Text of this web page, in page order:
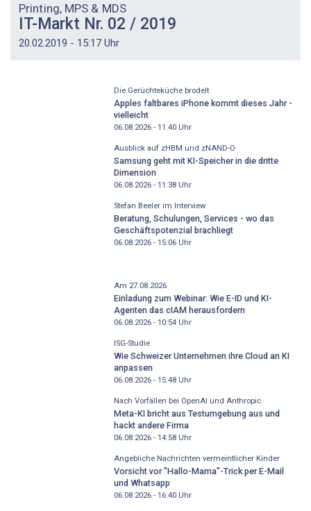
Printing, MPS & MDS
IT-Markt Nr. 02 / 2019
20.02.2019 - 15:17 Uhr
Die Gerüchteküche brodelt
Apples faltbares iPhone kommt dieses Jahr -
vielleicht
06.08.2026 - 11:40Uhr
Ausblick auf zHBM und zNAND-O
Samsung geht mit KI-Speicher in die dritte
Dimension
06.08.2026 - 11:38Uhr
Stefan Beeler im Interview
Beratung, Schulungen, Services - wo das
Geschäftspotenzial brachliegt
06.08.2026 - 15:06Uhr
Am 27.08.2026
Einladung zum Webinar: Wie E-ID und KI-
Agenten das cIAM herausfordern
06.08.2026 - 10:54Uhr
ISG-Studie
Wie Schweizer Unternehmen ihre Cloud an KI
anpassen
06.08.2026 - 15:48Uhr
Nach Vorfällen bei OpenAI und Anthropic
Meta-KI bricht aus Testumgebung aus und
hackt andere Firma
06.08.2026 - 14:58Uhr
Angebliche Nachrichten vermeintlicher Kinder
Vorsicht vor "Hallo-Mama"-Trick per E-Mail
und Whatsapp
06.08.2026 - 16:40Uhr